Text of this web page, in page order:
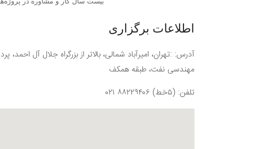
اطلاعات برگزاری
آدرس: :تهران، امیرآباد شمالی، بالاتر از بزرگراه جلال آل
مهندسی نفت، طبقه همکف
تلفن: (۵خط) ۸۸۲۲۹۴۰۶ ۰۲۱